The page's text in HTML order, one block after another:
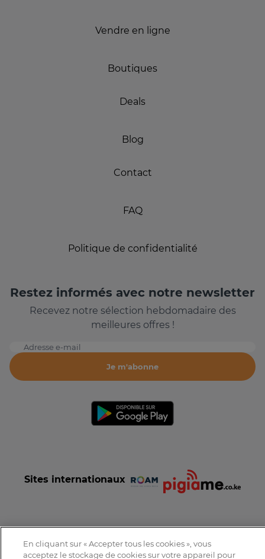
Vendre en ligne
Boutiques
Deals
Blog
Contact
FAQ
Politique de confidentialité
Restez informés avec notre newsletter
Recevez notre sélection hebdomadaire des
meilleures offres !
Adresse e-mail
Je m'abonne
Sites internationaux
Conditions et Charte d'utilisation
Politique de confidentialité
En cliquant sur « Accepter tous les cookies », vous
acceptez le stockage de cookies sur votre appareil pour